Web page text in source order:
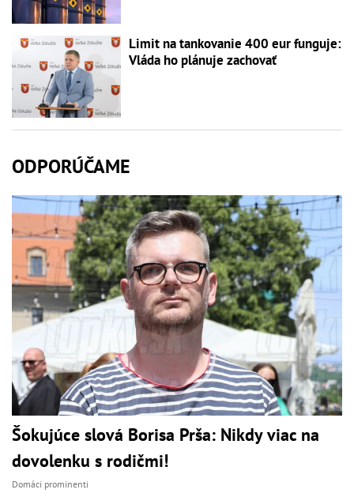
Limit na tankovanie 400 eur funguje:
Vláda ho plánuje zachovať
ODPORÚČAME
Šokujúce slová Borisa Prša: Nikdy viac na
dovolenku s rodičmi!
Domáci prominenti